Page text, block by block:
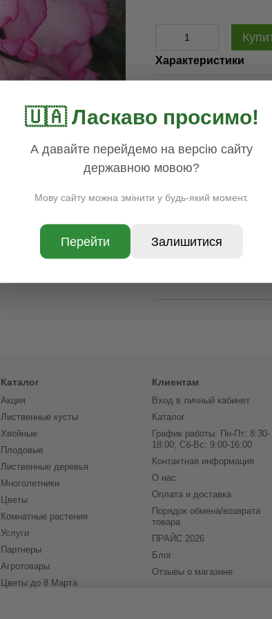
Характеристики
Высота (м/см) h
40-60см
Доставка Оплата
Каталог
Акция
Лиственные кусты
Хвойные
Плодовые
Лиственные деревья
Многолетники
Цветы
Комнатные растения
Услуги
Партнеры
Агротовары
Цветы до 8 Марта
Клиентам
Вход в личный кабинет
Каталог
График работы: Пн-Пт: 8:30-
18:00; Сб-Вс: 9:00-16:00
Контактная информация
О нас
Оплата и доставка
Порядок обмена/возврата
товара
ПРАЙС 2026
Блог
Отзывы о магазине
🇺🇦 Ласкаво просимо!
А давайте перейдемо на версію сайту
державною мовою?
Мову сайту можна змінити у будь-який момент.
Перейти Залишитися